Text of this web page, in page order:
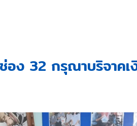
อง 32 กรุณาบริจาค